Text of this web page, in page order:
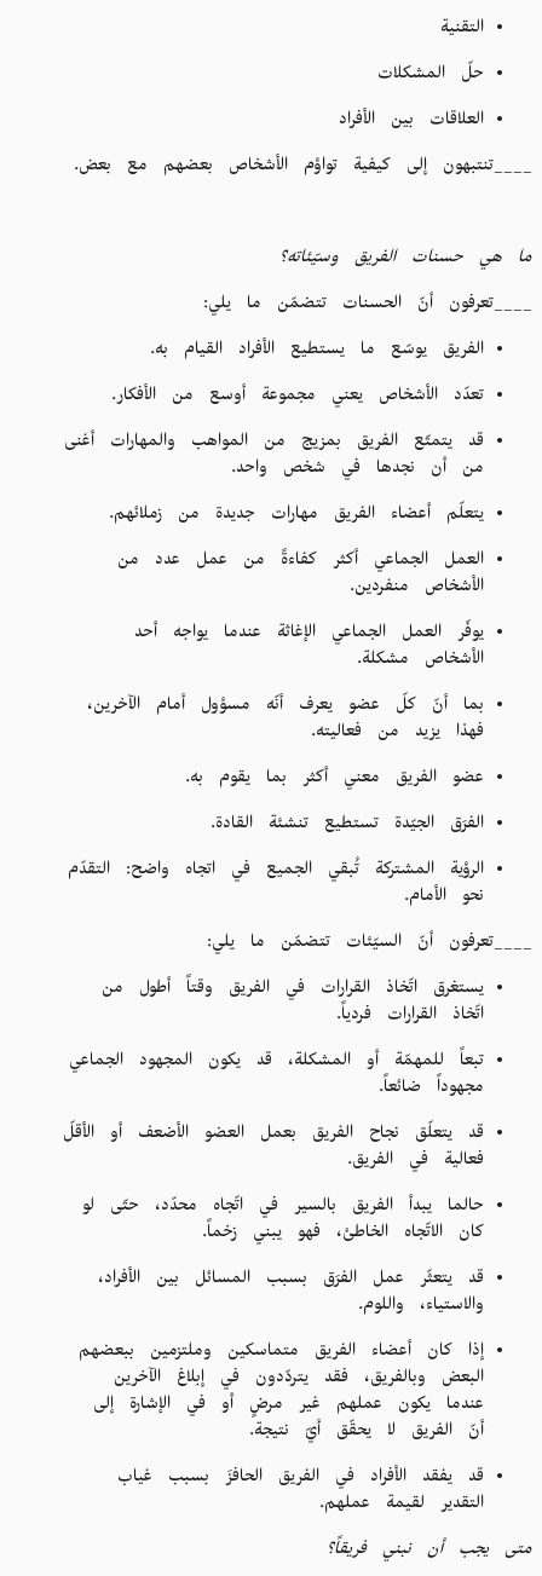
التقنية
حلّ المشكلات
العلاقات بين الأفراد
____تنتبهون إلى كيفية تواؤم الأشخاص بعضهم مع بعض.
ما هي حسنات الفريق وسيّئاته؟
____تعرفون أنّ الحسنات تتضمّن ما يلي:
الفريق يوسّع ما يستطيع الأفراد القيام به.
تعدّد الأشخاص يعني مجموعة أوسع من الأفكار.
قد يتمتّع الفريق بمزيج من المواهب والمهارات أغنى
من أن نجدها في شخص واحد.
يتعلّم أعضاء الفريق مهارات جديدة من زملائهم.
العمل الجماعي أكثر كفاءةً من عمل عدد من
الأشخاص منفردين.
يوفّر العمل الجماعي الإغاثة عندما يواجه أحد
الأشخاص مشكلة.
بما أنّ كلّ عضو يعرف أنّه مسؤول أمام الآخرين،
فهذا يزيد من فعاليته.
عضو الفريق معني أكثر بما يقوم به.
الفرَق الجيّدة تستطيع تنشئة القادة.
الرؤية المشتركة تُبقي الجميع في اتجاه واضح: التقدّم
نحو الأمام.
____تعرفون أنّ السيّئات تتضمّن ما يلي:
يستغرق اتّخاذ القرارات في الفريق وقتاً أطول من
اتّخاذ القرارات فردياً.
تبعاً للمهمّة أو المشكلة، قد يكون المجهود الجماعي
مجهوداً ضائعاً.
قد يتعلّق نجاح الفريق بعمل العضو الأضعف أو الأقلّ
فعالية في الفريق.
حالما يبدأ الفريق بالسير في اتّجاه محدّد، حتّى لو
كان الاتّجاه الخاطئ، فهو يبني زخماً.
قد يتعثّر عمل الفرَق بسبب المسائل بين الأفراد،
والاستياء، واللوم.
إذا كان أعضاء الفريق متماسكين وملتزمين ببعضهم
البعض وبالفريق، فقد يتردّدون في إبلاغ الآخرين
عندما يكون عملهم غير مرضٍ أو في الإشارة إلى
أنّ الفريق لا يحقّق أيّ نتيجة.
قد يفقد الأفراد في الفريق الحافزَ بسبب غياب
التقدير لقيمة عملهم.
متى يجب أن نبني فريقاً؟